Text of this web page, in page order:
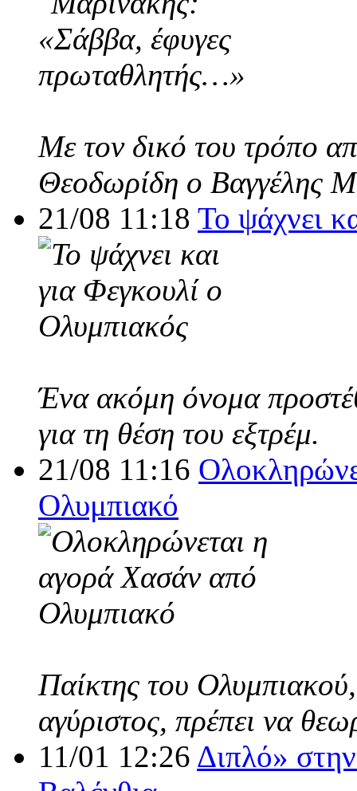
Με τον δικό του τρόπο
Θεοδωρίδη ο Βαγγέλης
21/08 11:18 Το ψάχνει
Ένα ακόμη όνομα
για τη θέση του εξτρέμ.
21/08 11:16
Ολυμπιακό
Παίκτης του
αγύριστος, πρέπει να
11/01 12:26 Διπλό»